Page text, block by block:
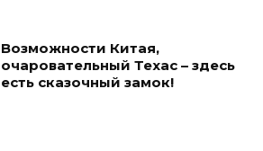
Возможности Китая,
очаровательный Техас – здесь
есть сказочный замок!